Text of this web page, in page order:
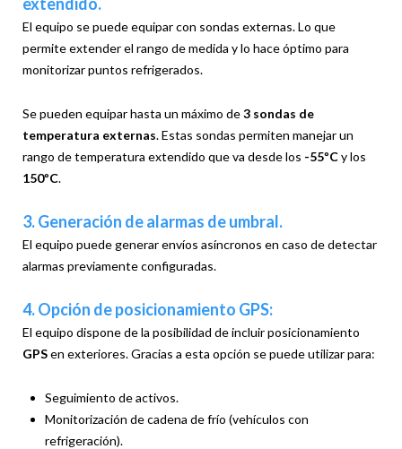
El equipo se puede equipar con sondas externas. Lo que
permite extender el rango de medida y lo hace óptimo para
monitorizar puntos refrigerados.
Se pueden equipar hasta un máximo de3 sondas de
temperatura externas. Estas sondas permiten manejar un
rango de temperatura extendido que va desde los -55ºCy los
150ºC.
3. Generación de alarmas de umbral.
El equipo puede generar envíos asíncronos en caso de detectar
alarmas previamente configuradas.
4. Opción de posicionamiento GPS:
El equipo dispone de la posibilidad de incluir posicionamiento
GPSen exteriores. Gracias a esta opción se puede utilizar para:
Seguimiento de activos.
Monitorización de cadena de frío (vehículos con
refrigeración).